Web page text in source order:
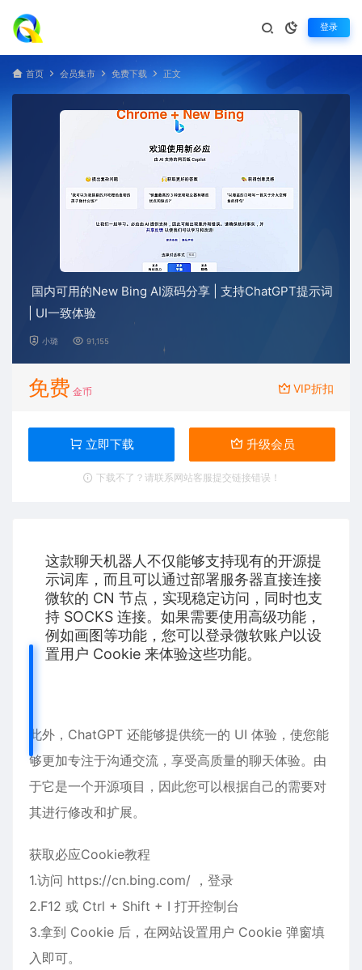
登录
首页 会员集市 免费下载 正文
国内可用的New Bing AI源码分享 | 支持ChatGPT提示词
| UI一致体验
小璐 91,155
免费 金币 VIP折扣
立即下载 升级会员
下载不了？请联系网站客服提交链接错误！
这款聊天机器人不仅能够支持现有的开源提
示词库，而且可以通过部署服务器直接连接
微软的 CN 节点，实现稳定访问，同时也支
持 SOCKS 连接。如果需要使用高级功能，
例如画图等功能，您可以登录微软账户以设
置用户 Cookie 来体验这些功能。
此外，ChatGPT 还能够提供统一的 UI 体验，使您能
够更加专注于沟通交流，享受高质量的聊天体验。由
于它是一个开源项目，因此您可以根据自己的需要对
其进行修改和扩展。
获取必应Cookie教程
1.访问 https://cn.bing.com/ ，登录
2.F12 或 Ctrl + Shift + I 打开控制台
3.拿到 Cookie 后，在网站设置用户 Cookie 弹窗填
入即可。